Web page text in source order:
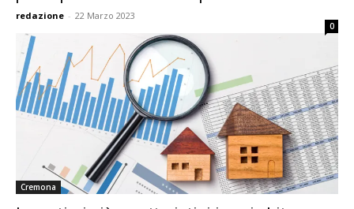
redazione - 22 Marzo 2023
0
Cremona